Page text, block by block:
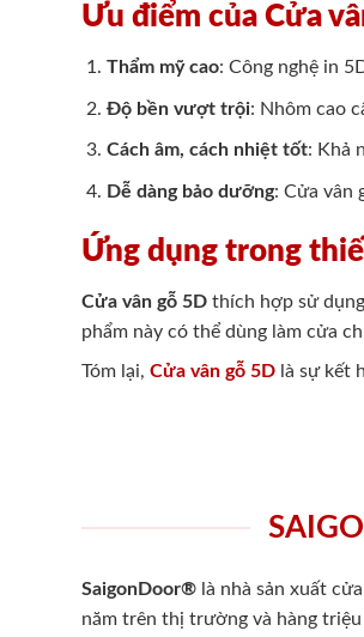
Ưu điểm của Cửa
Thẩm mỹ cao: Công nghệ in
Độ bền vượt trội: Nhôm cao
Cách âm, cách nhiệt tốt: Khả
Dễ dàng bảo dưỡng: Cửa vân
Ứng dụng trong
Cửa vân gỗ 5D thích hợp sử
phẩm này có thể dùng làm cửa
Tóm lại, Cửa vân gỗ 5D là sự kết
SaigonDoor® là nhà sản xuất
năm trên thị trường và hàng